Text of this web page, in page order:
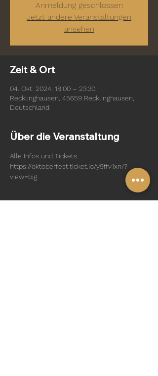
Anmeldung geschlossen
Jetzt andere Veranstaltungen
ansehen
Zeit & Ort
04. Okt. 2024, 18:00 – 23:30
Recklinghausen, 45659 Recklinghausen,
Deutschland
Über die Veranstaltung
Alle Infos und Tickets:
https://oktoberfest.ticket.io/y9ffv1xn/?
view=big